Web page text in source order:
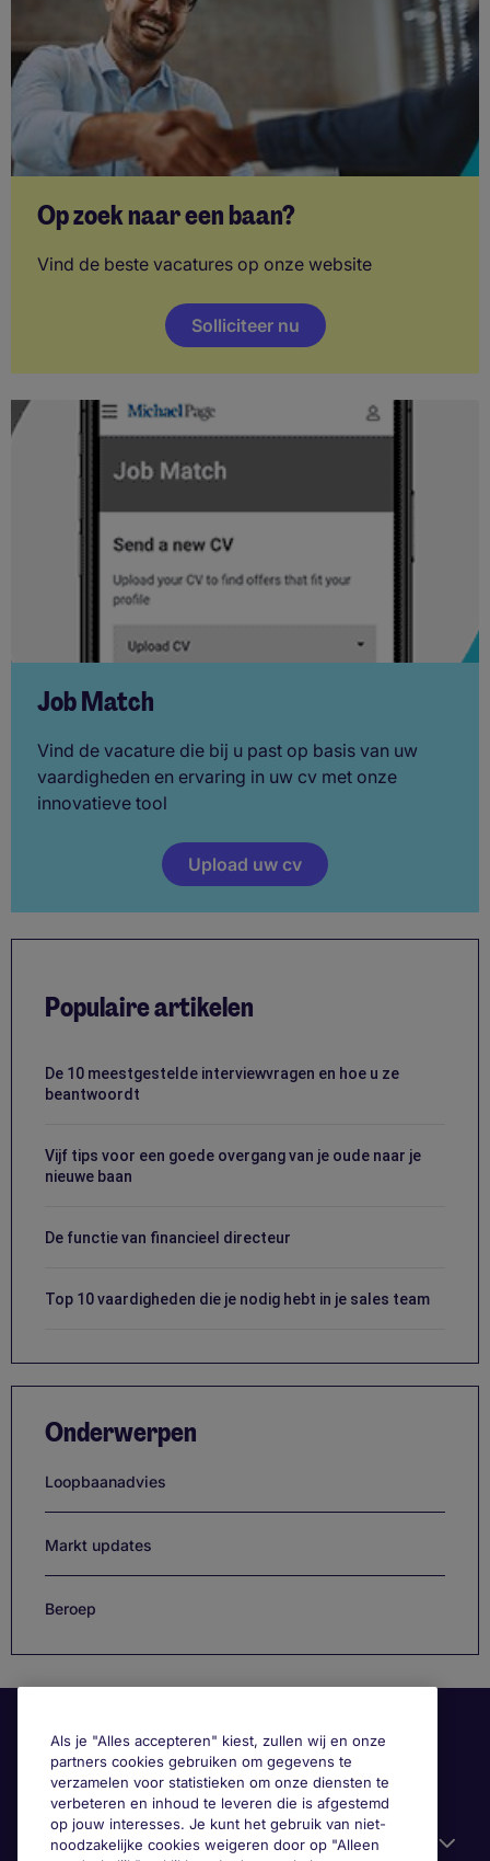
Op zoek naar een baan?
Vind de beste vacatures op onze website
Solliciteer nu
Job Match
Vind de vacature die bij u past op basis van uw
vaardigheden en ervaring in uw cv met onze
innovatieve tool
Upload uw cv
Populaire artikelen
De 10 meestgestelde interviewvragen en hoe u ze
beantwoordt
Vijf tips voor een goede overgang van je oude naar je
nieuwe baan
De functie van financieel directeur
Top 10 vaardigheden die je nodig hebt in je sales team
Onderwerpen
Loopbaanadvies
Markt updates
Beroep
Handige informatie
Als je "Alles accepteren" kiest, zullen wij en onze
partners cookies gebruiken om gegevens te
verzamelen voor statistieken om onze diensten te
verbeteren en inhoud te leveren die is afgestemd
op jouw interesses. Je kunt het gebruik van niet-
noodzakelijke cookies weigeren door op "Alleen